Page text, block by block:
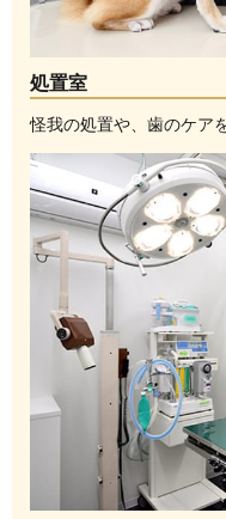
処置室
怪我の処置や、歯のケア